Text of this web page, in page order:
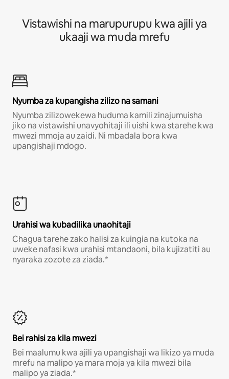
Vistawishi na marupurupu kwa ajili ya
ukaaji wa muda mrefu
Nyumba za kupangisha zilizo na samani
Nyumba zilizowekewa huduma kamili zinajumuisha
jiko na vistawishi unavyohitaji ili uishi kwa starehe kwa
mwezi mmoja au zaidi. Ni mbadala bora kwa
upangishaji mdogo.
Urahisi wa kubadilika unaohitaji
Chagua tarehe zako halisi za kuingia na kutoka na
uweke nafasi kwa urahisi mtandaoni, bila kujizatiti au
nyaraka zozote za ziada.*
Bei rahisi za kila mwezi
Bei maalumu kwa ajili ya upangishaji wa likizo ya muda
mrefu na malipo ya mara moja ya kila mwezi bila
malipo ya ziada.*